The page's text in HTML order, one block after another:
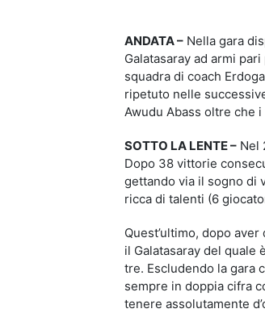
ANDATA – Nella gara
Galatasaray ad armi
squadra di coach
ripetuto nelle
Awudu Abass oltre che
SOTTO LA LENTE – Nel
Dopo 38 vittorie
gettando via il sogno di
ricca di talenti (6
Quest’ultimo, dopo
il Galatasaray del quale
tre. Escludendo la gara
sempre in doppia cifra
tenere assolutamente